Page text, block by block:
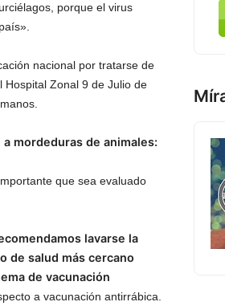
porque el virus
nacional por tratarse de
Hospital Zonal 9 de Julio de
mordeduras de animales:
que sea evaluado
lavarse la
de salud más cercano
de vacunación
a vacunación antirrábica.